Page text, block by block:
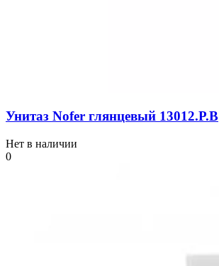
Унитаз Nofer глянцевый 13012.P.B
Нет в наличии
0